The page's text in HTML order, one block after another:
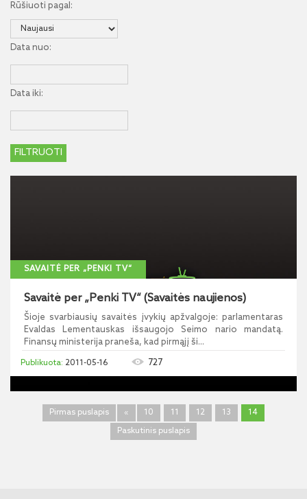
Rūšiuoti pagal:
Data nuo:
Data iki:
SAVAITĖ PER „PENKI TV“
Savaitė per „Penki TV“ (Savaitės naujienos)
Šioje svarbiausių savaitės įvykių apžvalgoje: parlamentaras
Evaldas Lementauskas išsaugojo Seimo nario mandatą.
Finansų ministerija praneša, kad pirmąjį ši...
2011-05-16 727
Pirmas puslapis « 10 11 12 13
14
Paskutinis puslapis